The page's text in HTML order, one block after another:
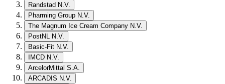
Randstad N.V.
Pharming Group N.V.
The Magnum Ice Cream Company N.V.
PostNL N.V.
Basic-Fit N.V.
IMCD N.V.
ArcelorMittal S.A.
ARCADIS N.V.